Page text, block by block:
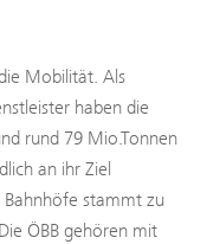
Mobilität. Als
haben die
rund 79 Mio.Tonnen
an ihr Ziel
stammt zu
ÖBB gehören mit